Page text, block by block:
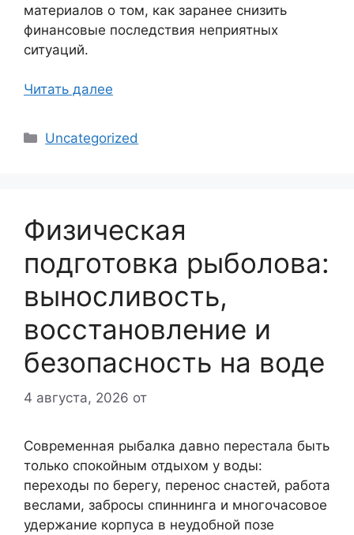
материалов о том, как заранее снизить
финансовые последствия неприятных
ситуаций.
Читать далее
Рубрики
Uncategorized
Физическая
подготовка рыболова:
выносливость,
восстановление и
безопасность на воде
4 августа, 2026 от
Современная рыбалка давно перестала быть
только спокойным отдыхом у воды:
переходы по берегу, перенос снастей, работа
веслами, забросы спиннинга и многочасовое
удержание корпуса в неудобной позе